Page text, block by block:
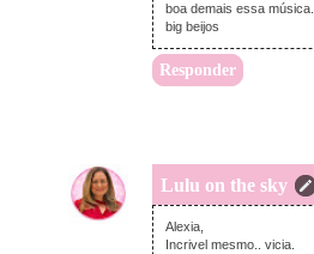
boa demais essa música.
big beijos
Responder
Lulu on the sky
Alexia,
Incrivel mesmo.. vicia.